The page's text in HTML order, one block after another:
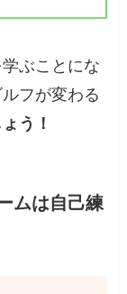
ぶことにな
フが変わる
う！
ムは自己練